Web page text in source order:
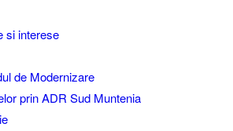
si interese
de Modernizare
prin ADR Sud Muntenia